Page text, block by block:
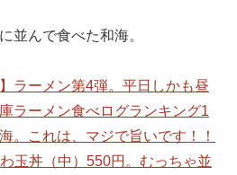
並んで食べた和海。
ラーメン第4弾。平日しかも昼
ラーメン食べログランキング1
これは、マジで旨いです！！
玉丼（中）550円。むっちゃ並